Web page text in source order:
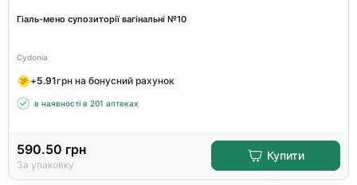
Гіаль-мено супозиторії вагінальні №10
Cydonia
+5.91грн на бонусний рахунок
в наявності в 201 аптеках
590.50 грн
За упаковку
Купити